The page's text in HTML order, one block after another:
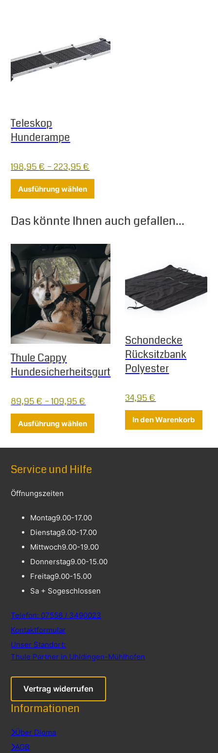
Teleskop
Hunderampe
198,95€–223,95€
Ausführung wählen
Das könnte Ihnen auch gefallen...
Thule Cappy
Hundesicherheitsgurt
89,95€–109,95€
Ausführung wählen Dieses Produkt weist mehrere
Schondecke
Rücksitzbank
Polyester
34,95€
In den Warenkorb
Service und Hilfe
Öffnungszeiten
Montag9.00-17.00
Dienstag9.00-17.00
Mittwoch9.00-19.00
Donnerstag9.00-15.00
Freitag9.00-15.00
Sa + Sogeschlossen
Telefon: 07556 / 3490023
Kontaktformular
Unser Standort:
Thule Partner in Uhldingen-Mühlhofen
Vertrag widerrufen
Informationen
Über Dioma
AGB